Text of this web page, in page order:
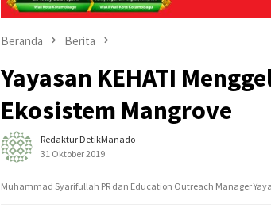
Beranda Berita
Yayasan KEHATI
Ekosistem Mangrove
Redaktur DetikManado
31 Oktober 2019
Muhammad Syarifullah PR dan Education Outreach Manager